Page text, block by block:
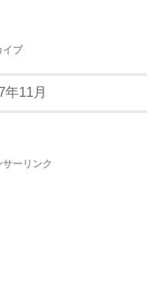
イブ
サーリンク